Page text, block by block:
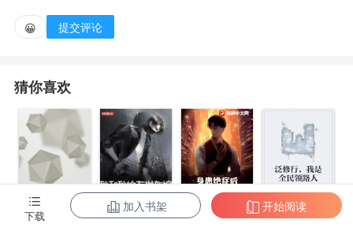
“教兽”！顶着
瘾。某天她终于遭不住了:
“我们这样是会遭雷劈的！”陆晏舟挑眉一笑：“睡我老
婆，天经地义。”
😀 提交评论
猜你喜欢
都市第一至尊 我和我的古代
身患绝症后，
泛修行，我是
下载
加入书架 开始阅读